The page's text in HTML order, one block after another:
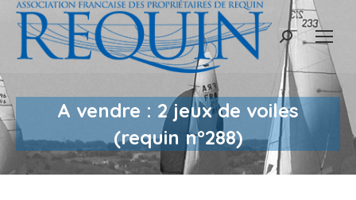
Recherche
A vendre : 2 jeux de voiles
(requin n°288)